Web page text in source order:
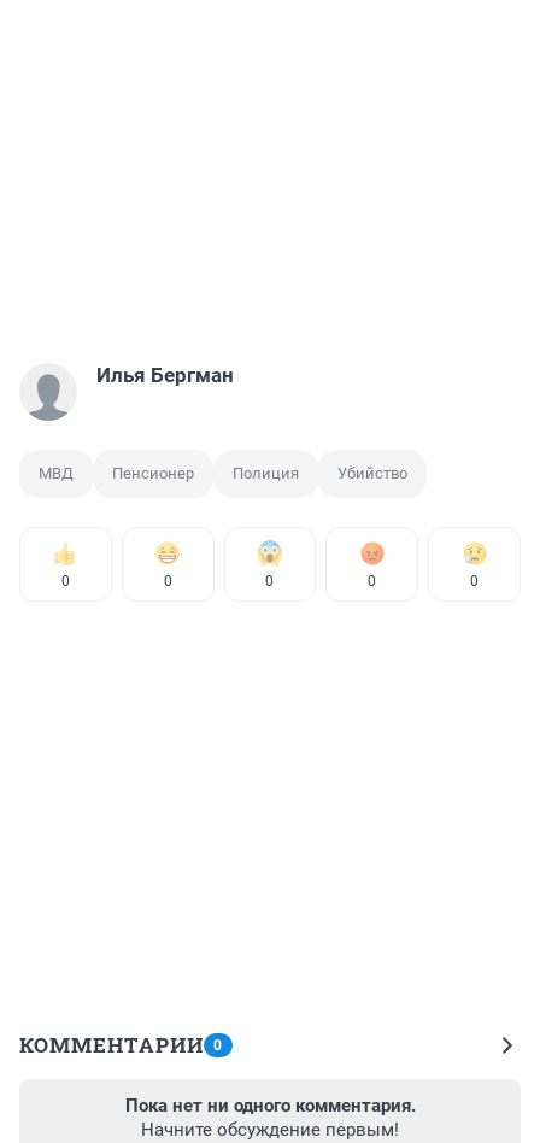
Илья Бергман
МВД Пенсионер Полиция Убийство
0 0 0 0 0
КОММЕНТАРИИ 0
Пока нет ни одного комментария.
Начните обсуждение первым!